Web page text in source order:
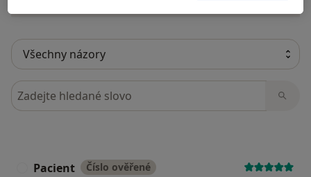
Hledejte v názorech
Pacient Číslo ověřené